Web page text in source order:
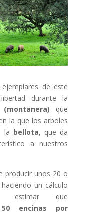
de este
durante la
que
la que los arboles
la bellota, que da
a nuestros
producir unos 20 o
un cálculo
estimar que
50 encinas por